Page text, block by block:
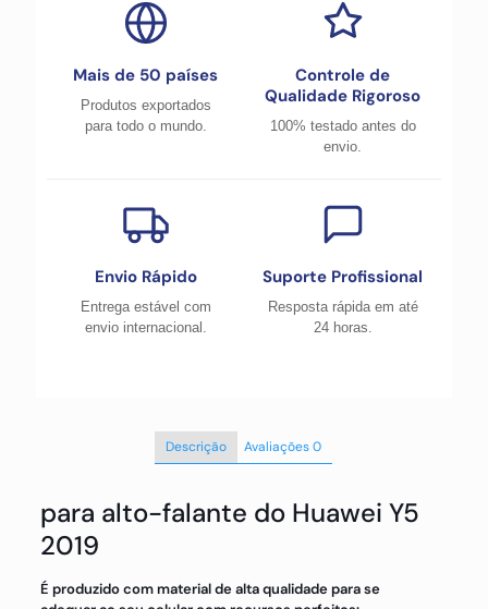
Mais de 50 países
Produtos exportados
para todo o mundo.
Controle de
Qualidade Rigoroso
100% testado antes do
envio.
Envio Rápido
Entrega estável com
envio internacional.
Suporte Profissional
Resposta rápida em até
24 horas.
Descrição Avaliações0
para alto-falante do Huawei Y5
2019
É produzido com material de alta qualidade para se